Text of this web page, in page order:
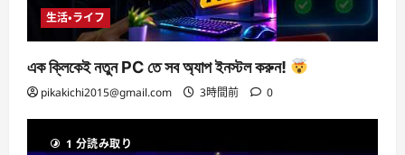
生活・ライフ
এক ক্লিকেই নতুন PC তে সব অ্যাপ ইনস্টল করুন!
pikakichi2015@gmail.com 3時間前 0
1 分読み取り